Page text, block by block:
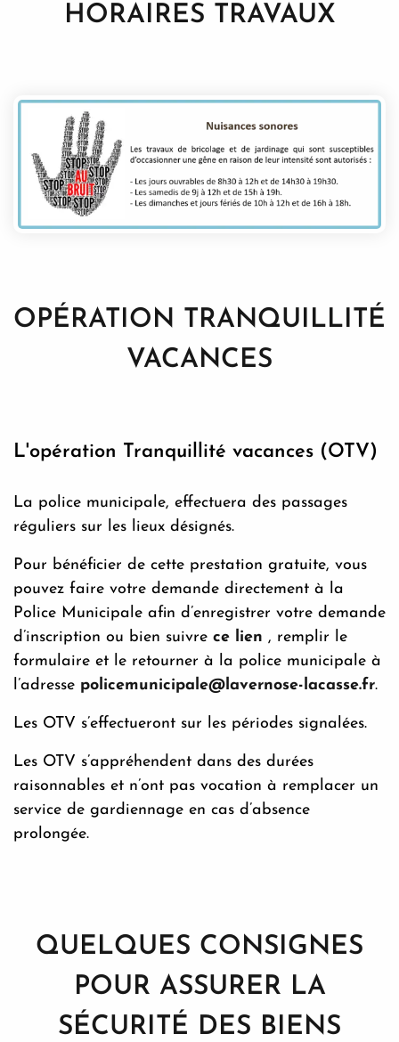
HORAIRES TRAVAUX
OPÉRATION TRANQUILLITÉ
VACANCES
L'opération Tranquillité vacances (OTV)
La police municipale, effectuera des passages
réguliers sur les lieux désignés.
Pour bénéficier de cette prestation gratuite, vous
pouvez faire votre demande directement à la
Police Municipale afin d’enregistrer votre demande
d’inscription ou bien suivre ce lien , remplir le
formulaire et le retourner à la police municipale à
l’adresse policemunicipale@lavernose-lacasse.fr.
Les OTV s’effectueront sur les périodes signalées.
Les OTV s’appréhendent dans des durées
raisonnables et n’ont pas vocation à remplacer un
service de gardiennage en cas d’absence
prolongée.
QUELQUES CONSIGNES
POUR ASSURER LA
SÉCURITÉ DES BIENS